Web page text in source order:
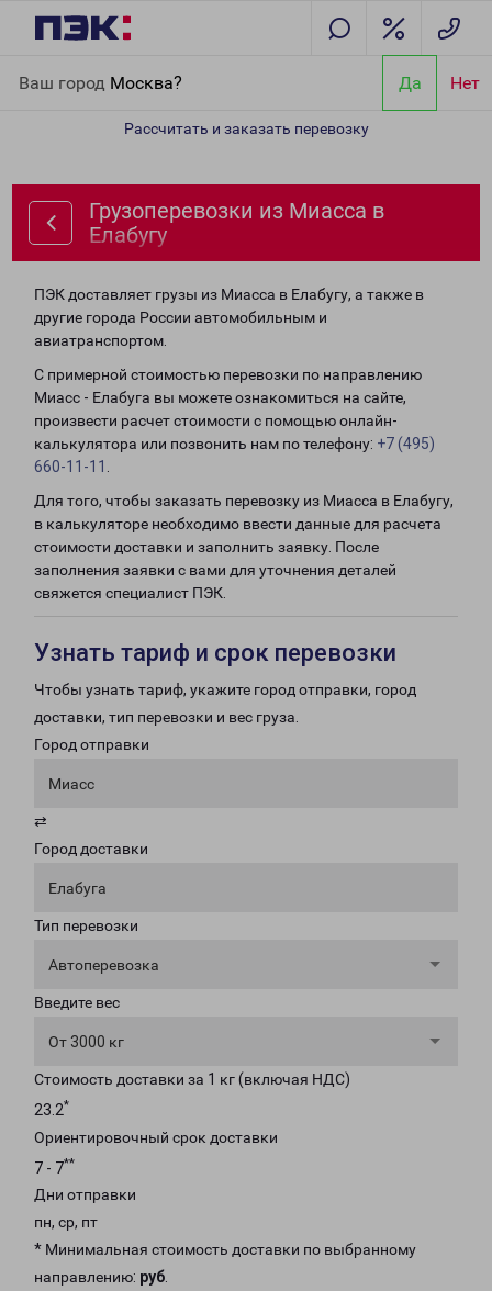
Ваш город Москва? Да Нет
Рассчитать и заказать перевозку
Грузоперевозки из Миасса в
Елабугу
ПЭК доставляет грузы из Миасса в Елабугу, а также в
другие города России автомобильным и
авиатранспортом.
С примерной стоимостью перевозки по направлению
Миасс - Елабуга вы можете ознакомиться на сайте,
произвести расчет стоимости с помощью онлайн-
калькулятора или позвонить нам по телефону: +7 (495)
660-11-11
Для того, чтобы заказать перевозку из Миасса в Елабугу,
в калькуляторе необходимо ввести данные для расчета
стоимости доставки и заполнить заявку. После
заполнения заявки с вами для уточнения деталей
свяжется специалист ПЭК.
Узнать тариф и срок перевозки
Чтобы узнать тариф, укажите город отправки, город
доставки, тип перевозки и вес груза.
Город отправки
Миасс
⇄
Город доставки
Елабуга
Тип перевозки
Автоперевозка
Введите вес
От 3000 кг
Стоимость доставки за 1 кг (включая НДС)
23.2*
Ориентировочный срок доставки
7 - 7**
Дни отправки
пн, ср, пт
* Минимальная стоимость доставки по выбранному
направлению: руб.